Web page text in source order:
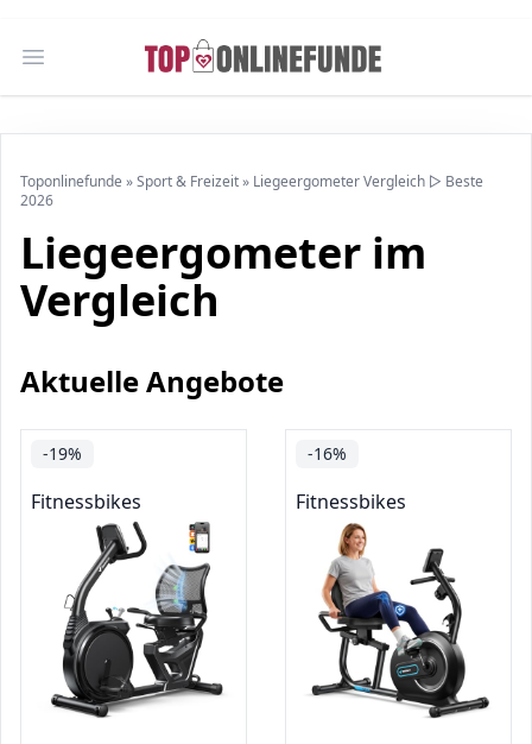
Open main menu
Toponlinefunde »Sport & Freizeit» Liegeergometer Vergleich ▷ Beste
2026
Liegeergometer im
Vergleich
Aktuelle Angebote
-19%
Fitnessbikes
-16%
Fitnessbikes